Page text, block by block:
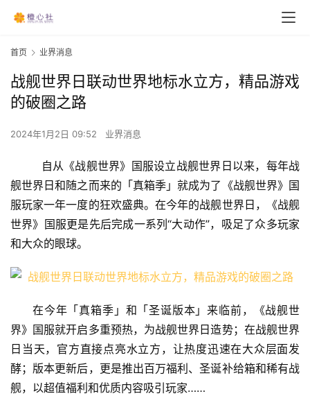
首页 业界消息
战舰世界日联动世界地标水立方，精品游戏
的破圈之路
2024年1月2日 09:52 业界消息
自从《战舰世界》国服设立战舰世界日以来，每年战
舰世界日和随之而来的「真箱季」就成为了《战舰世界》国
服玩家一年一度的狂欢盛典。在今年的战舰世界日，《战舰
世界》国服更是先后完成一系列“大动作”，吸足了众多玩家
和大众的眼球。
在今年「真箱季」和「圣诞版本」来临前，《战舰世
界》国服就开启多重预热，为战舰世界日造势；在战舰世界
日当天，官方直接点亮水立方，让热度迅速在大众层面发
酵；版本更新后，更是推出百万福利、圣诞补给箱和稀有战
舰，以超值福利和优质内容吸引玩家……